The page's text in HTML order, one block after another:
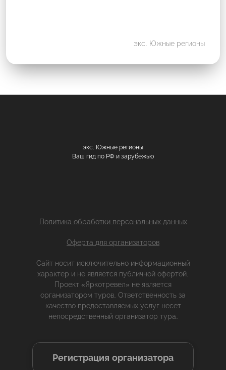
экс. Южные регионы
экс. Южные регионы
Ваш гид по РФ и зарубежью
Политика обработки персональных данных
Оферта для организаторов
Сайт носит исключительно информационный
характер и не является публичной офертой.
Проект «Яркотревел» не является
организатором туров. Ответственность за
качество предоставляемых услуг несет
непосредственный организатор тура.
Регистрация организатора